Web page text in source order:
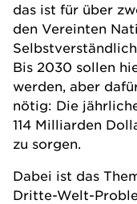
das ist für über
den Vereinten
Bis 2030 sollen
werden, aber
nötig: Die
114 Milliarden
zu sorgen.
Dabei ist das
Dritte-Welt-